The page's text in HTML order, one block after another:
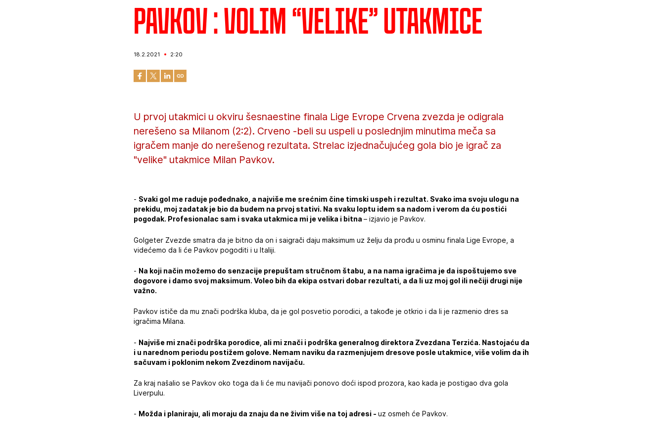
Pavkov : Volim “velike” utakmice
18.2.2021 2:20
U prvoj utakmici u okviru šesnaestine finala Lige Evrope Crvena zvezda je odigrala
nerešeno sa Milanom (2:2). Crveno -beli su uspeli u poslednjim minutima meča sa
igračem manje do nerešenog rezultata. Strelac izjednačujućeg gola bio je igrač za
"velike" utakmice Milan Pavkov.
- Svaki gol me raduje pođednako, a najviše me srećnim čine timski uspeh i rezultat. Svako ima svoju ulogu na
prekidu, moj zadatak je bio da budem na prvoj stativi. Na svaku loptu idem sa nadom i verom da ću postići
pogodak. Profesionalac sam i svaka utakmica mi je velika i bitna– izjavio je Pavkov.
Golgeter Zvezde smatra da je bitno da on i saigrači daju maksimum uz želju da prođu u osminu finala Lige Evrope, a
videćemo da li će Pavkov pogoditi i u Italiji.
- Na koji način možemo do senzacije prepuštam stručnom štabu, a na nama igračima je da ispoštujemo sve
dogovore i damo svoj maksimum. Voleo bih da ekipa ostvari dobar rezultati, a da li uz moj gol ili nečiji drugi nije
važno.
Pavkov ističe da mu znači podrška kluba, da je gol posvetio porodici, a takođe je otkrio i da li je razmenio dres sa
igračima Milana.
- Najviše mi znači podrška porodice, ali mi znači i podrška generalnog direktora Zvezdana Terzića. Nastojaću da
i u narednom periodu postižem golove. Nemam naviku da razmenjujem dresove posle utakmice, više volim da ih
sačuvam i poklonim nekom Zvezdinom navijaču.
Za kraj našalio se Pavkov oko toga da li će mu navijači ponovo doći ispod prozora, kao kada je postigao dva gola
Liverpulu.
- Možda i planiraju, ali moraju da znaju da ne živim više na toj adresi -uz osmeh će Pavkov.